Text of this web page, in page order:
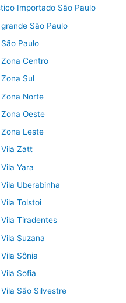
Importado São Paulo
São Paulo
Paulo
Centro
Sul
Norte
Oeste
Leste
Zatt
Yara
Uberabinha
Tolstoi
Tiradentes
Suzana
Sônia
Sofia
São Silvestre